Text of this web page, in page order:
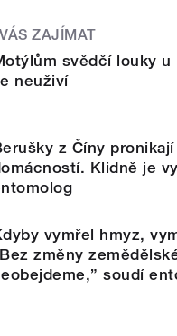
ZAJÍMAT
svědčí louky u
neuživí
z Číny
Klidně je
vymřel hmyz,
změny
soudí